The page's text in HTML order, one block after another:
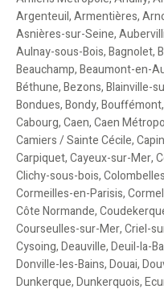
Argenteuil,Armentières,
Asnières-sur-Seine,
Aulnay-sous-Bois,Bagnolet,
Beauchamp,Beaumont-en-
Béthune,Bezons,Blainville-
Bondues,Bondy,Bouffémont,
Cabourg,Caen,Caen
Camiers / Sainte Cécile,
Carpiquet,Cayeux-sur-Mer,
Clichy-sous-bois,Colombelles
Cormeilles-en-Parisis,
Côte Normande,
Courseulles-sur-Mer,Criel-
Cysoing,Deauville,Deuil-la-
Donville-les-Bains,Douai,
Dunkerque,Dunkerquois,